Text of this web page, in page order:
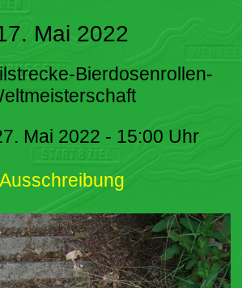
Mai 2022
Bierdosenrollen-
Mai 2022 - 15:00 Uhr
Ausschreibung